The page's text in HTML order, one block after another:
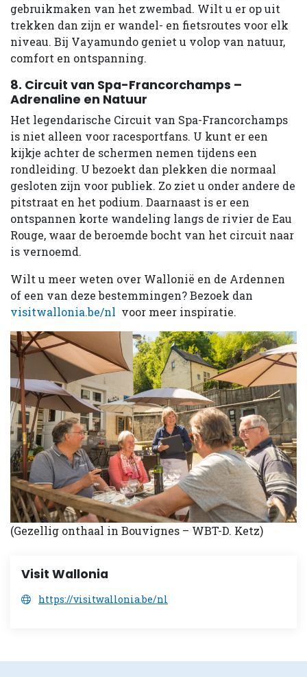
gebruikmaken van het zwembad. Wilt u er op uit
trekken dan zijn er wandel- en fietsroutes voor elk
niveau. Bij Vayamundo geniet u volop van natuur,
comfort en ontspanning.
8. Circuit van Spa-Francorchamps –
Adrenaline en Natuur
Het legendarische Circuit van Spa-Francorchamps
is niet alleen voor racesportfans. U kunt er een
kijkje achter de schermen nemen tijdens een
rondleiding. U bezoekt dan plekken die normaal
gesloten zijn voor publiek. Zo ziet u onder andere de
pitstraat en het podium. Daarnaast is er een
ontspannen korte wandeling langs de rivier de Eau
Rouge, waar de beroemde bocht van het circuit naar
is vernoemd.
Wilt u meer weten over Wallonië en de Ardennen
of een van deze bestemmingen? Bezoek dan
visitwallonia.be/nl voor meer inspiratie.
(Gezellig onthaal in Bouvignes – WBT-D. Ketz)
Visit Wallonia
https://visitwallonia.be/nl